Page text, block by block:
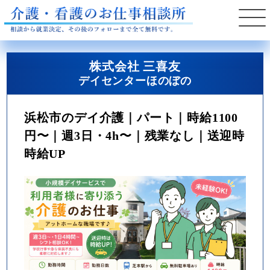
株式会社 三喜友
デイセンターほのぼの
浜松市のデイ介護｜パート｜時給1100
円〜｜週3日・4h〜｜残業なし｜送迎時
時給UP